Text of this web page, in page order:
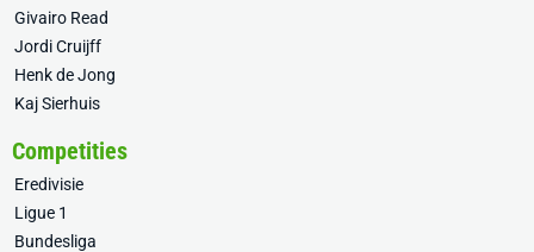
Givairo Read
Jordi Cruijff
Henk de Jong
Kaj Sierhuis
Competities
Eredivisie
Ligue 1
Bundesliga